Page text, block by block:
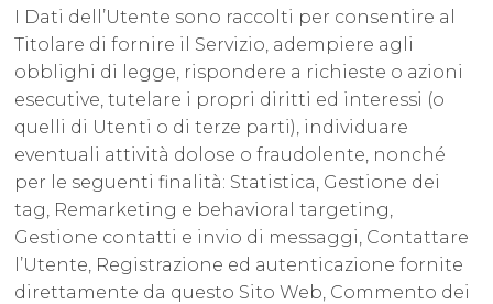
I Dati dell’Utente sono raccolti per consentire al
Titolare di fornire il Servizio, adempiere agli
obblighi di legge, rispondere a richieste o azioni
esecutive, tutelare i propri diritti ed interessi (o
quelli di Utenti o di terze parti), individuare
eventuali attività dolose o fraudolente, nonché
per le seguenti finalità: Statistica, Gestione dei
tag, Remarketing e behavioral targeting,
Gestione contatti e invio di messaggi, Contattare
l’Utente, Registrazione ed autenticazione fornite
direttamente da questo Sito Web, Commento dei